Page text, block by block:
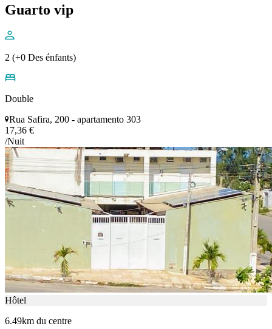
Guarto vip
2 (+0 Des énfants)
Double
Rua Safira, 200 - apartamento 303
17,36 €
/Nuit
Hôtel
6.49km du centre